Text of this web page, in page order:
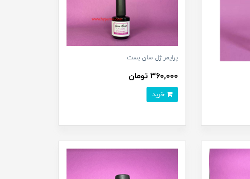
پرایمر ژل سان بست
360,000 تومان
خرید